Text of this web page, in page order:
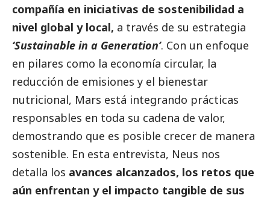
compañía en iniciativas de sostenibilidad a
nivel global y local, a través de su estrategia
‘Sustainable in a Generation’. Con un enfoque
en pilares como la economía circular, la
reducción de emisiones y el bienestar
nutricional, Mars está integrando prácticas
responsables en toda su cadena de valor,
demostrando que es posible crecer de manera
sostenible. En esta entrevista, Neus nos
detalla los avances alcanzados, los retos que
aún enfrentan y el impacto tangible de sus